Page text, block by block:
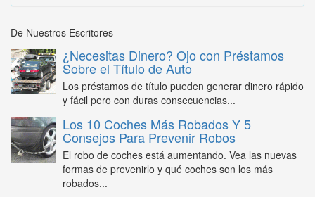
De Nuestros Escritores
¿Necesitas Dinero? Ojo con Préstamos
Sobre el Título de Auto
Los préstamos de título pueden generar dinero rápido
y fácil pero con duras consecuencias...
Los 10 Coches Más Robados Y 5
Consejos Para Prevenir Robos
El robo de coches está aumentando. Vea las nuevas
formas de prevenirlo y qué coches son los más
robados...